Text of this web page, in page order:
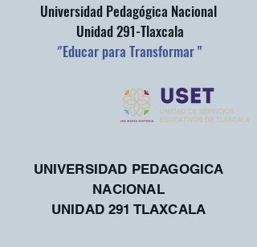
Universidad Pedagógica Nacional
Unidad 291-Tlaxcala
"Educar para Transformar "
UNIVERSIDAD PEDAGOGICA
NACIONAL
UNIDAD 291 TLAXCALA